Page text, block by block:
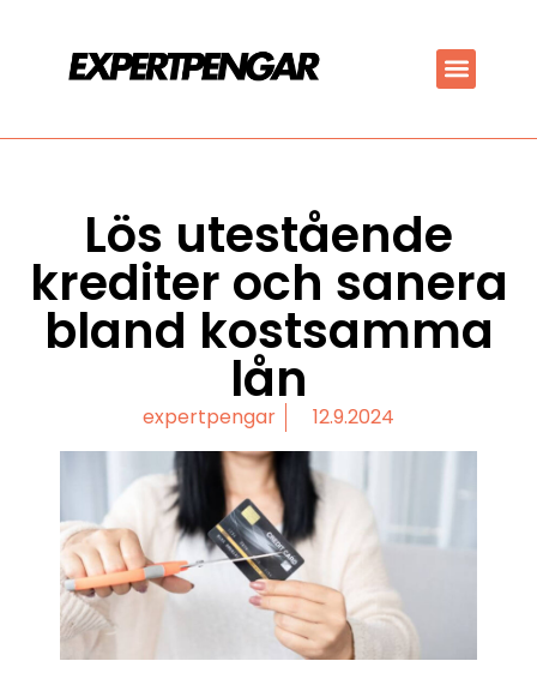
Lös utestående
krediter och sanera
bland kostsamma
lån
expertpengar 12.9.2024